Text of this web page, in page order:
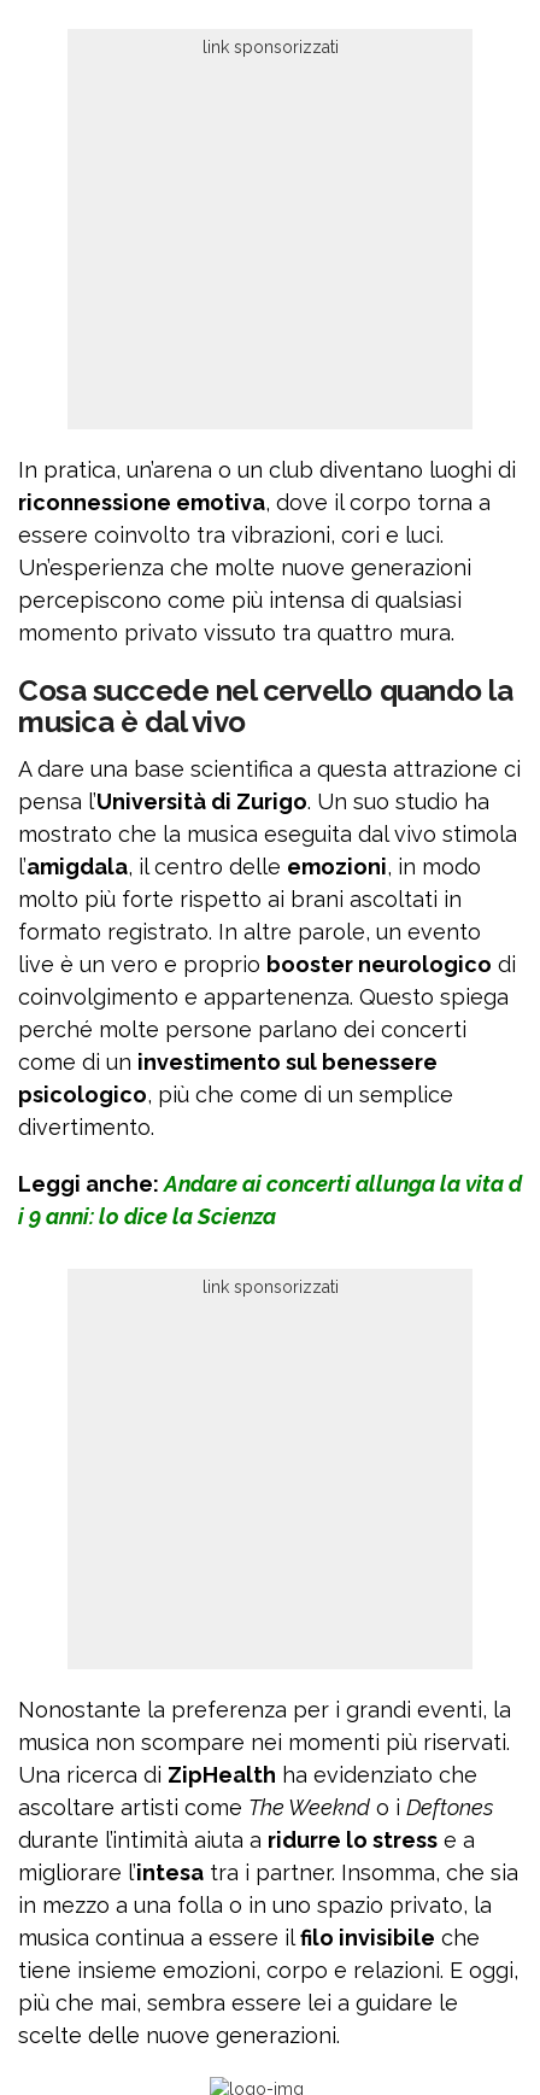
In pratica, un’arena o un club diventano luoghi di
riconnessione emotiva, dove il corpo torna a
essere coinvolto tra vibrazioni, cori e luci.
Un’esperienza che molte nuove generazioni
percepiscono come più intensa di qualsiasi
momento privato vissuto tra quattro mura.
Cosa succede nel cervello quando la
musica è dal vivo
A dare una base scientifica a questa attrazione ci
pensa l’Università di Zurigo. Un suo studio ha
mostrato che la musica eseguita dal vivo stimola
l’amigdala, il centro delle emozioni, in modo
molto più forte rispetto ai brani ascoltati in
formato registrato. In altre parole, un evento
live è un vero e proprio booster neurologico di
coinvolgimento e appartenenza. Questo spiega
perché molte persone parlano dei concerti
come di un investimento sul benessere
psicologico, più che come di un semplice
divertimento.
Leggi anche:Andare ai concerti allunga la vita d
i 9 anni: lo dice la Scienza
Nonostante la preferenza per i grandi eventi, la
musica non scompare nei momenti più riservati.
Una ricerca di ZipHealth ha evidenziato che
ascoltare artisti come The Weeknd o i Deftones
durante l’intimità aiuta a ridurre lo stress e a
migliorare l’intesa tra i partner. Insomma, che sia
in mezzo a una folla o in uno spazio privato, la
musica continua a essere ilfilo invisibile che
tiene insieme emozioni, corpo e relazioni. E oggi,
più che mai, sembra essere lei a guidare le
scelte delle nuove generazioni.